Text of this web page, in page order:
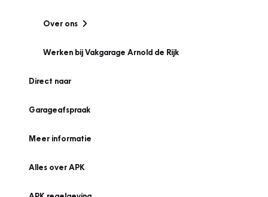
Over ons
Werken bij Vakgarage Arnold de Rijk
Direct naar
Garageafspraak
Meer informatie
Alles over APK